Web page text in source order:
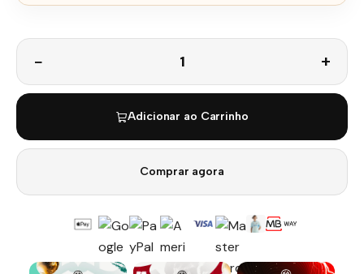
Adicionar ao Carrinho
Comprar agora